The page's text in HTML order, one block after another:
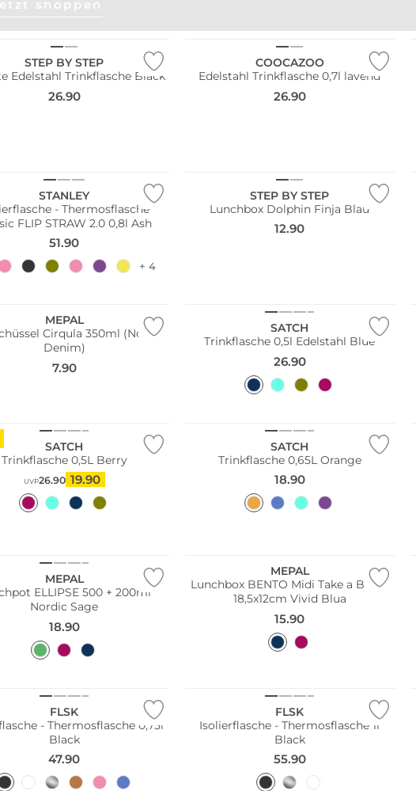
shoppen
STEP BY STEP
Edelstahl Trinkflasche Black
26.90
COOCAZOO
Edelstahl Trinkflasche 0,7l lavend
26.90
STANLEY
- Thermosflasche
Classic FLIP STRAW 2.0 0,8l Ash
51.90
+ 4
STEP BY STEP
Lunchbox Dolphin Finja Blau
12.90
MEPAL
Cirqula 350ml (Nordic
Denim)
7.90
SATCH
Trinkflasche 0,5l Edelstahl Blue
26.90
SATCH
Trinkflasche 0,5L Berry
UVP26.90 19.90
SATCH
Trinkflasche 0,65L Orange
18.90
MEPAL
ELLIPSE 500 + 200ml
Nordic Sage
18.90
MEPAL
Lunchbox BENTO Midi Take a Break
18,5x12cm Vivid Blua
15.90
FLSK
- Thermosflasche 0,75l
Black
47.90
FLSK
Isolierflasche - Thermosflasche 1l
Black
55.90